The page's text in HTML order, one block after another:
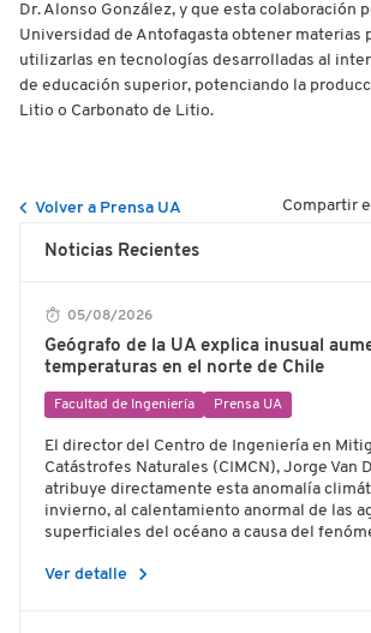
Dr. Alonso González, y que esta colaboración
Universidad de Antofagasta obtener materias
utilizarlas en tecnologías desarrolladas al
de educación superior, potenciando la
Litio o Carbonato de Litio.
Volver a Prensa UA Compartir
Noticias Recientes
05/08/2026
Geógrafo de la UA explica inusual
temperaturas en el norte de Chile
Facultad de Ingeniería Prensa UA
El director del Centro de Ingeniería en
Catástrofes Naturales (CIMCN), Jorge Van
atribuye directamente esta anomalía
invierno, al calentamiento anormal de las
superficiales del océano a causa del
Ver detalle chevron_right